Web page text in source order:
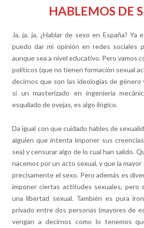
HABLEMOS DE
Ja, ja, ja, ¿Hablar de sexo en España? Ya
puedo dar mi opinión en redes sociales
aunque sea a nivel educativo. Pero vamos
políticos (que no tienen formación sexual
decirnos que son las ideologías de género
si un masterizado en ingeniería
esquilado de ovejas, es algo ilógico.
Da igual con que cuidado hables de
alguien que intenta imponer sus
sea) y censurar algo de lo cual han salido.
nacemos por un acto sexual, y que la
precisamente el sexo. Pero además es
imponer ciertas actitudes sexuales, pero
una libertad sexual. También es pura
privado entre dos personas (mayores de
vengan a decirnos como lo tenemos